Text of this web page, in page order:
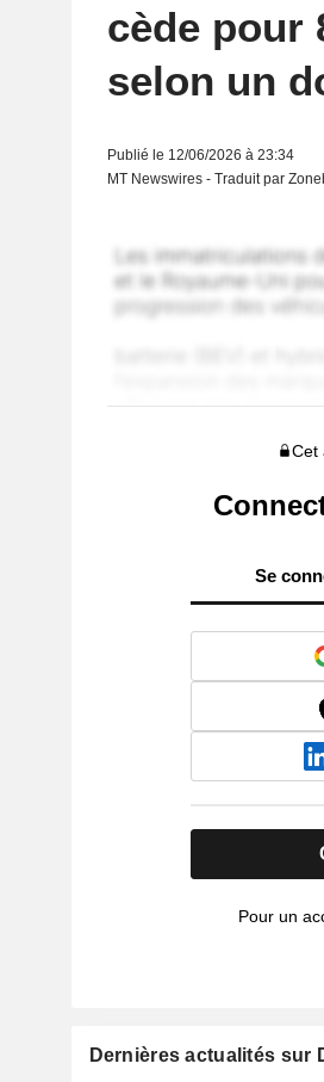
cède pour
selon un
Publié le 12/06/2026 à 23:34
MT Newswires - Traduit par
Cet
Se
Pour un
Dernières actualités sur